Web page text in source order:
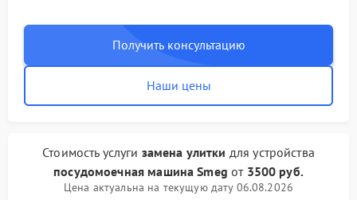
Получить консультацию
Наши цены
Стоимость услуги замена улитки для устройства
посудомоечная машина Smeg от 3500 руб.
Цена актуальна на текущую дату 06.08.2026